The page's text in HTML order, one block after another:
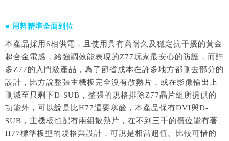
■ 用料精準全面到位
本產品採用6相供電，且使用具有高耐久及穩定抗干擾的黃金
超合金電感，給強調效能表現的Z77玩家最安心的防護，而許
多Z77的入門級產品，為了節省成本在許多地方都刪去部分的
設計，比方說整張主機板完全沒有散熱片，或在影像輸出上
刪減至只剩下D-SUB，整張的規格排除Z77晶片組所提供的
功能外，可以說是比H77還要寒酸，本產品保有DVI與D-
SUB，主機板也配有兩組散熱片，在不到三千的價位能有著
H77標準板型的規格與設計，可說是相當超值。比較可惜的